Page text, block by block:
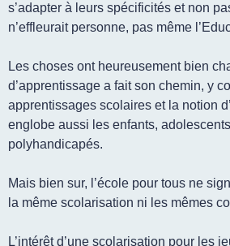
s’adapter à leurs spécificités et non
n’effleurait personne, pas même
Les choses ont heureusement bien
d’apprentissage a fait son chemin, y
apprentissages scolaires et la notion
englobe aussi les enfants,
polyhandicapés.
Mais bien sur, l’école pour tous ne
la même scolarisation ni les mêmes
L’intérêt d’une scolarisation pour les